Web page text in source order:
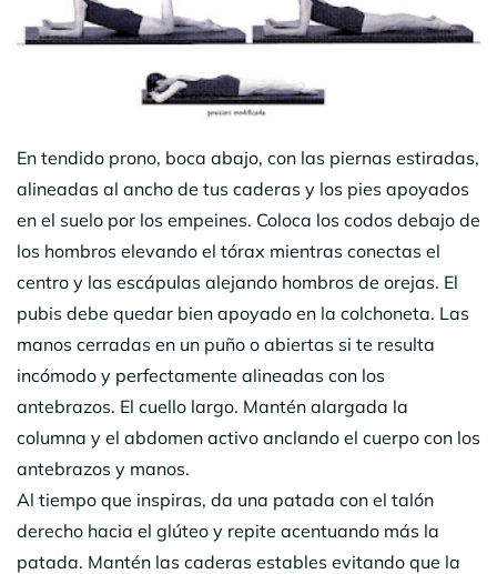
En tendido prono, boca abajo, con las piernas estiradas,
alineadas al ancho de tus caderas y los pies apoyados
en el suelo por los empeines. Coloca los codos debajo de
los hombros elevando el tórax mientras conectas el
centro y las escápulas alejando hombros de orejas. El
pubis debe quedar bien apoyado en la colchoneta. Las
manos cerradas en un puño o abiertas si te resulta
incómodo y perfectamente alineadas con los
antebrazos. El cuello largo. Mantén alargada la
columna y el abdomen activo anclando el cuerpo con los
antebrazos y manos.
Al tiempo que inspiras, da una patada con el talón
derecho hacia el glúteo y repite acentuando más la
patada. Mantén las caderas estables evitando que la